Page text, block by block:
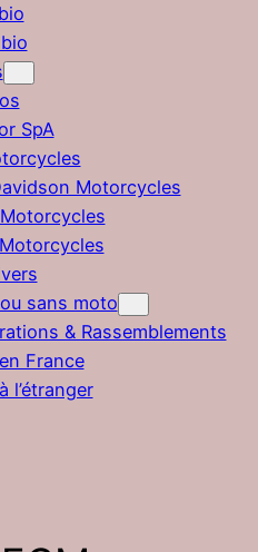
SpA
Motorcycles
sans moto
& Rassemblements
France
l’étranger